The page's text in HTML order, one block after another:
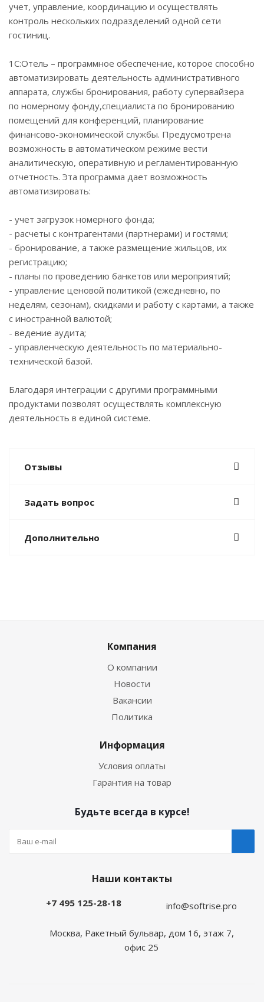
учет, управление, координацию и осуществлять
контроль нескольких подразделений одной сети
гостиниц.
1С:Отель – программное обеспечение, которое способно
автоматизировать деятельность административного
аппарата, службы бронирования, работу супервайзера
по номерному фонду,специалиста по бронированию
помещений для конференций, планирование
финансово-экономической службы. Предусмотрена
возможность в автоматическом режиме вести
аналитическую, оперативную и регламентированную
отчетность. Эта программа дает возможность
автоматизировать:
- учет загрузок номерного фонда;
- расчеты с контрагентами (партнерами) и гостями;
- бронирование, а также размещение жильцов, их
регистрацию;
- планы по проведению банкетов или мероприятий;
- управление ценовой политикой (ежедневно, по
неделям, сезонам), скидками и работу с картами, а также
с иностранной валютой;
- ведение аудита;
- управленческую деятельность по материально-
технической базой.
Благодаря интеграции с другими программными
продуктами позволят осуществлять комплексную
деятельность в единой системе.
Отзывы
Задать вопрос
Дополнительно
Компания
О компании
Новости
Вакансии
Политика
Информация
Условия оплаты
Гарантия на товар
Будьте всегда в курсе!
Наши контакты
+7 495 125-28-18 info@softrise.pro
Москва, Ракетный бульвар, дом 16, этаж 7,
офис 25